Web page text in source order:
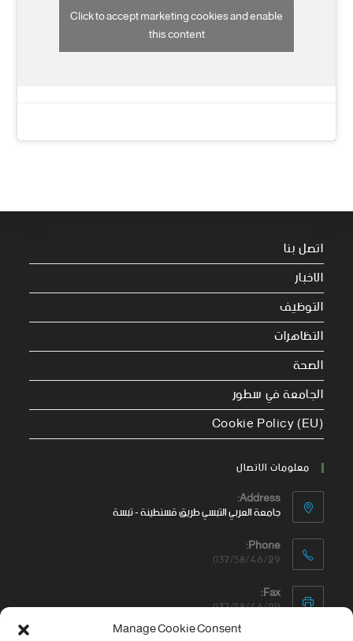
Manage Cookie Consent
Click to accept marketing cookies and enable
this content
اتصل بنا
الاخبار
التوظيف
التظاهرات
الصحة
الجامعة في سطور
Cookie Policy (EU)
معلومات الاتصال
Address:
جامعة العربي التبسي طريق قسنطينة - تبسة
Phone:
037/58/46/29
Fax:
037/58/46/29